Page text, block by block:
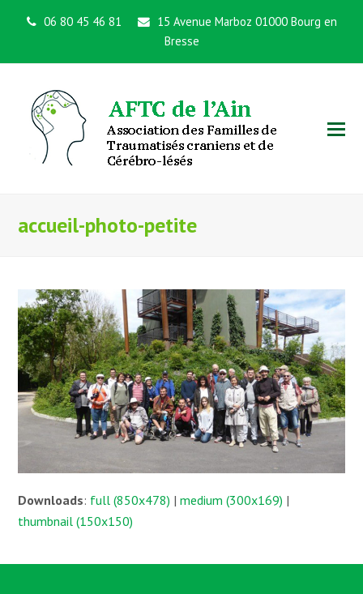
06 80 45 46 81
15 Avenue Marboz 01000 Bourg en
Bresse
accueil-photo-petite
Downloads: full (850x478) |medium (300x169) |
thumbnail (150x150)